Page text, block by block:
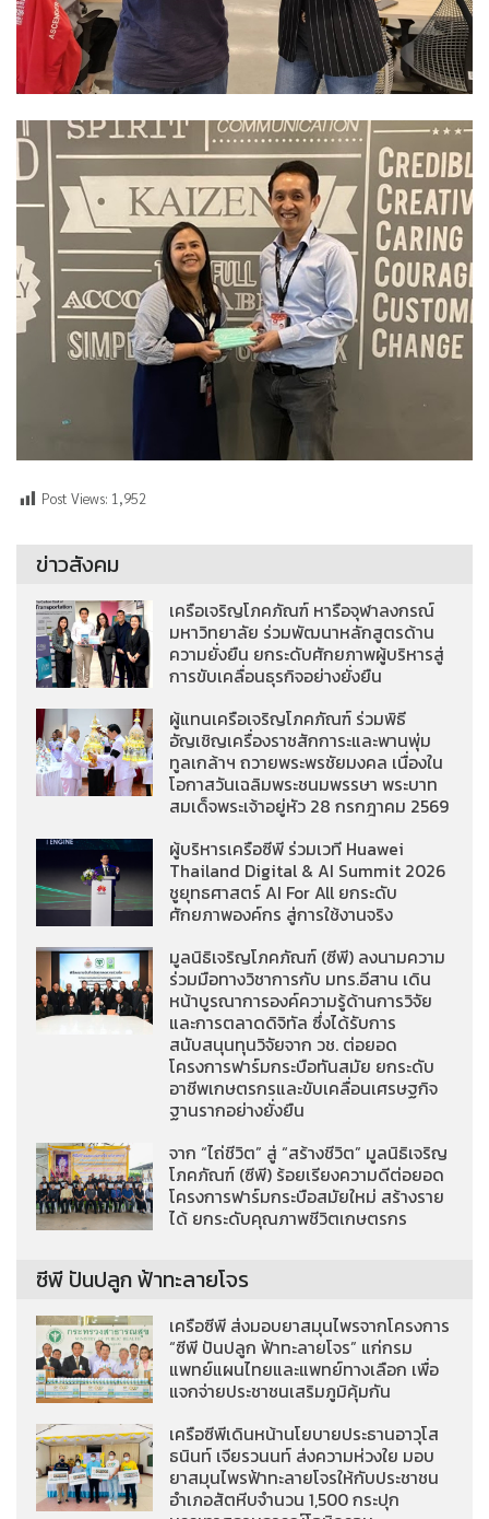
Post Views: 1,952
ข่าวสังคม
เครือเจริญโภคภัณฑ์ หารือจุฬาลงกรณ์
มหาวิทยาลัย ร่วมพัฒนาหลักสูตรด้าน
ความยั่งยืน ยกระดับศักยภาพผู้บริหารสู่
การขับเคลื่อนธุรกิจอย่างยั่งยืน
ผู้แทนเครือเจริญโภคภัณฑ์ ร่วมพิธี
อัญเชิญเครื่องราชสักการะและพานพุ่ม
ทูลเกล้าฯ ถวายพระพรชัยมงคล เนื่องใน
โอกาสวันเฉลิมพระชนมพรรษา พระบาท
สมเด็จพระเจ้าอยู่หัว 28 กรกฎาคม 2569
ผู้บริหารเครือซีพี ร่วมเวที Huawei
Thailand Digital & AI Summit 2026
ชูยุทธศาสตร์ AI For All ยกระดับ
ศักยภาพองค์กร สู่การใช้งานจริง
มูลนิธิเจริญโภคภัณฑ์ (ซีพี) ลงนามความ
ร่วมมือทางวิชาการกับ มทร.อีสาน เดิน
หน้าบูรณาการองค์ความรู้ด้านการวิจัย
และการตลาดดิจิทัล ซึ่งได้รับการ
สนับสนุนทุนวิจัยจาก วช. ต่อยอด
โครงการฟาร์มกระบือทันสมัย ยกระดับ
อาชีพเกษตรกรและขับเคลื่อนเศรษฐกิจ
ฐานรากอย่างยั่งยืน
จาก “ไถ่ชีวิต” สู่ “สร้างชีวิต” มูลนิธิเจริญ
โภคภัณฑ์ (ซีพี) ร้อยเรียงความดีต่อยอด
โครงการฟาร์มกระบือสมัยใหม่ สร้างราย
ได้ ยกระดับคุณภาพชีวิตเกษตรกร
ซีพี ปันปลูก ฟ้าทะลายโจร
เครือซีพี ส่งมอบยาสมุนไพรจากโครงการ
“ซีพี ปันปลูก ฟ้าทะลายโจร” แก่กรม
แพทย์แผนไทยและแพทย์ทางเลือก เพื่อ
แจกจ่ายประชาชนเสริมภูมิคุ้มกัน
เครือซีพีเดินหน้านโยบายประธานอาวุโส
ธนินท์ เจียรวนนท์ ส่งความห่วงใย มอบ
ยาสมุนไพรฟ้าทะลายโจรให้กับประชาชน
อำเภอสัตหีบจำนวน 1,500 กระปุก